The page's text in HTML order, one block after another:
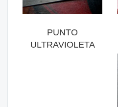
PUNTO
ULTRAVIOLETA